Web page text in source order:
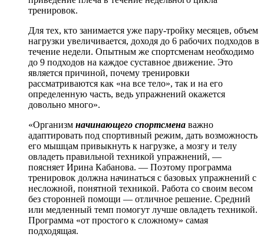
тренировок.
Для тех, кто занимается уже пару-тройку месяцев, объем
нагрузки увеличивается, доходя до 6 рабочих подходов в
течение недели. Опытным же спортсменам необходимо
до 9 подходов на каждое суставное движение. Это
является причиной, почему тренировки
рассматриваются как «на все тело», так и на его
определенную часть, ведь упражнений окажется
довольно много».
«Организм начинающего спортсмена важно
адаптировать под спортивный режим, дать возможность
его мышцам привыкнуть к нагрузке, а мозгу и телу
овладеть правильной техникой упражнений, —
поясняет Ирина Кабанова. — Поэтому программа
тренировок должна начинаться с базовых упражнений с
несложной, понятной техникой. Работа со своим весом
без сторонней помощи — отличное решение. Средний
или медленный темп помогут лучше овладеть техникой.
Программа «от простого к сложному» самая
подходящая.